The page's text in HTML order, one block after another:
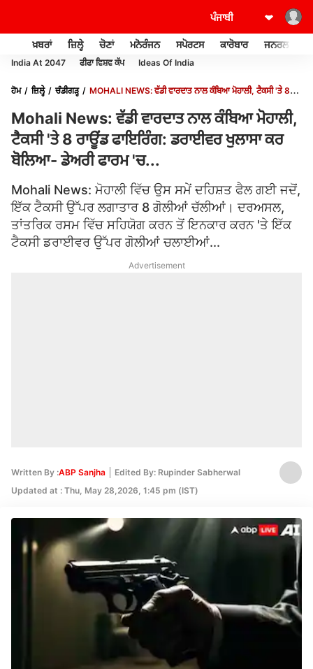
ਖ਼ਬਰਾਂ ਜ਼ਿਲ੍ਹੇ ਚੋਣਾਂ ਮਨੋਰੰਜਨ ਸਪੋਰਟਸ ਕਾਰੋਬਾਰ ਜਨਰਲ ਨੌਲਜ
India At 2047 ਫੀਫਾ ਵਿਸ਼ਵ ਕੱਪ Ideas Of India
ਹੋਮ ਜ਼ਿਲ੍ਹੇ ਚੰਡੀਗੜ੍ਹ
MOHALI NEWS: ਵੱਡੀ ਵਾਰਦਾਤ ਨਾਲ ਕੰਬਿਆ ਮੋਹਾਲੀ, ਟੈਕਸੀ 'ਤੇ 8
Mohali News: ਵੱਡੀ ਵਾਰਦਾਤ ਨਾਲ ਕੰਬਿਆ ਮੋਹਾਲੀ,
ਟੈਕਸੀ 'ਤੇ 8 ਰਾਊਂਡ ਫਾਇਰਿੰਗ: ਡਰਾਈਵਰ ਖੁਲਾਸਾ ਕਰ
ਬੋਲਿਆ- ਡੇਅਰੀ ਫਾਰਮ 'ਚ...
Mohali News: ਮੋਹਾਲੀ ਵਿੱਚ ਉਸ ਸਮੇਂ ਦਹਿਸ਼ਤ ਫੈਲ ਗਈ ਜਦੋਂ,
ਇੱਕ ਟੈਕਸੀ ਉੱਪਰ ਲਗਾਤਾਰ 8 ਗੋਲੀਆਂ ਚੱਲੀਆਂ। ਦਰਅਸਲ,
ਤਾਂਤਰਿਕ ਰਸਮ ਵਿੱਚ ਸਹਿਯੋਗ ਕਰਨ ਤੋਂ ਇਨਕਾਰ ਕਰਨ 'ਤੇ ਇੱਕ
ਟੈਕਸੀ ਡਰਾਈਵਰ ਉੱਪਰ ਗੋਲੀਆਂ ਚਲਾਈਆਂ...
Advertisement
Written By :ABP Sanjha
Edited By: Rupinder Sabherwal
Updated at : Thu, May 28,2026, 1:45 pm (IST)